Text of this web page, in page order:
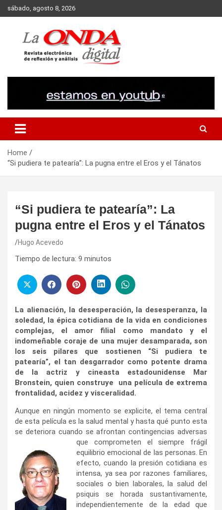
Skip
to
sábado, agosto 8, 2026
Home
“Si pudiera te patearía”: La pugna entre el Eros y el Tánatos
“Si pudiera te patearía”: La
pugna entre el Eros y el Tánatos
Hugo Acevedo
Tiempo de lectura: 9 minutos
La alienación, la desesperación, la desesperanza, la
soledad, la épica cotidiana de la vida en condiciones
complejas, el amor filial como mandato y el
indomeñable coraje de una mujer desamparada, son
los seis pilares que sostienen “Si pudiera te
patearía”, el tan desgarrador como potente drama
de la actriz y cineasta estadounidense Mar
Bronstein, quien construye una película de extrema
frontalidad, acidez y visceralidad.
Aunque en ningún momento se explicite, el tema central
de esta película es la salud mental y hasta qué punto esta
se deteriora cuando se afrontan contingencias adversas
que comprometen el siempre frágil
equilibrio emocional de las personas. En
efecto, cuando la presión cotidiana es
intensa, ya sea por razones familiares,
sociales o bien laborales, la salud del
psiquis se horada sustantivamente,
independientemente de la edad que